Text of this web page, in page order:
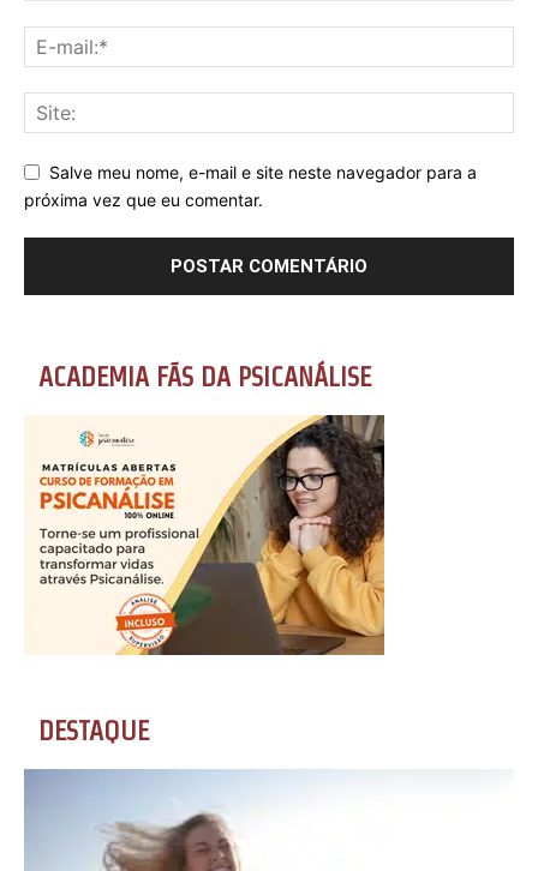
Salve meu nome, e-mail e site neste navegador para a
próxima vez que eu comentar.
ACADEMIA FÃS DA PSICANÁLISE
DESTAQUE